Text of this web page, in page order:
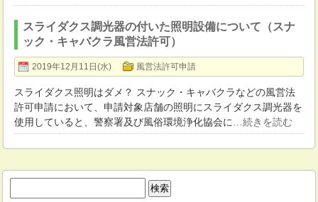
スライダクス調光器の付いた照明設備について（スナ
ック・キャバクラ風営法許可）
2019年12月11日(水) 風営法許可申請
スライダクス照明はダメ？ スナック・キャバクラなどの風営法
許可申請において、申請対象店舗の照明にスライダクス調光器を
使用していると、警察署及び風俗環境浄化協会に
…続きを読む
索: